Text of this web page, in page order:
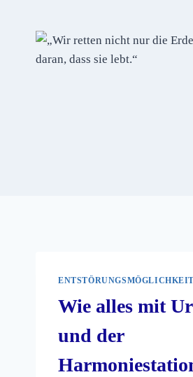
Wie alles mit
und der